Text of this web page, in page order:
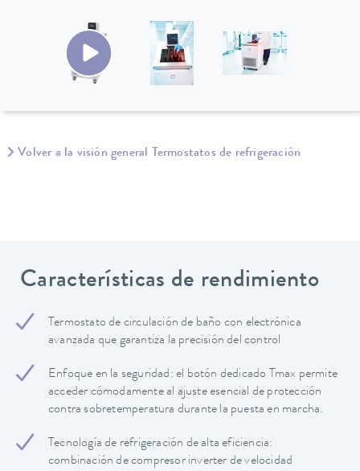
Volver a la visión general Termostatos de refrigeración
Características de rendimiento
Termostato de circulación de baño con electrónica
avanzada que garantiza la precisión del control
Enfoque en la seguridad: el botón dedicado Tmax permite
acceder cómodamente al ajuste esencial de protección
contra sobretemperatura durante la puesta en marcha.
Tecnología de refrigeración de alta eficiencia:
combinación de compresor inverter de velocidad